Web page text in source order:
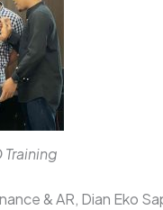
Training
& AR, Dian Eko